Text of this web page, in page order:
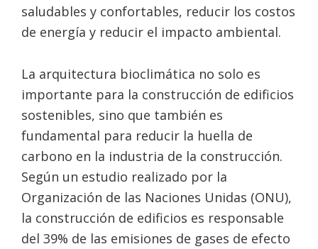
saludables y confortables, reducir los costos
de energía y reducir el impacto ambiental.
La arquitectura bioclimática no solo es
importante para la construcción de edificios
sostenibles, sino que también es
fundamental para reducir la huella de
carbono en la industria de la construcción.
Según un estudio realizado por la
Organización de las Naciones Unidas (ONU),
la construcción de edificios es responsable
del 39% de las emisiones de gases de efecto